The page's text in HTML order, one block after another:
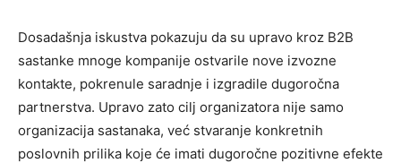
Dosadašnja iskustva pokazuju da su upravo kroz B2B
sastanke mnoge kompanije ostvarile nove izvozne
kontakte, pokrenule saradnje i izgradile dugoročna
partnerstva. Upravo zato cilj organizatora nije samo
organizacija sastanaka, već stvaranje konkretnih
poslovnih prilika koje će imati dugoročne pozitivne efekte